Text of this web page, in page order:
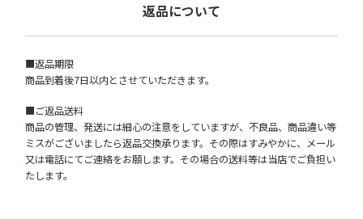
返品について
■返品期限
商品到着後7日以内とさせていただきます。
■ご返品送料
商品の管理、発送には細心の注意をしていますが、不良品、商品違い等
ミスがございましたら返品交換承ります。その際はすみやかに、メール
又は電話にてご連絡をお願します。その場合の送料等は当店でご負担い
たします。